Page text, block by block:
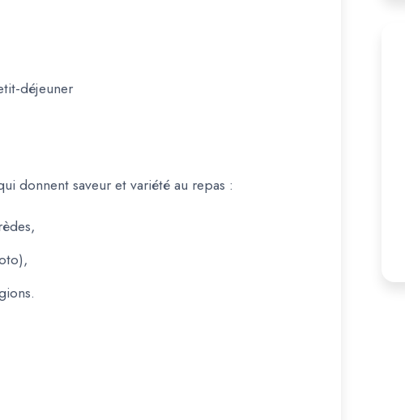
déjeuner
donnent saveur et variété au repas :